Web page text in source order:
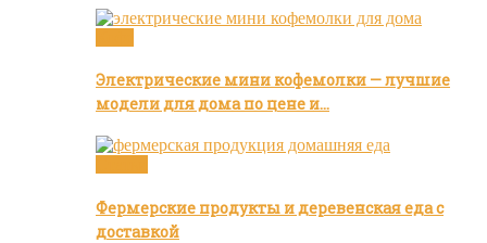
Электрические мини кофемолки — лучшие
модели для дома по цене и…
Фермерские продукты и деревенская еда с
доставкой